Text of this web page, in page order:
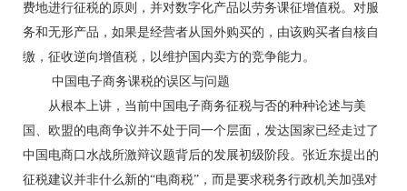
费地进行征税的原则，并对数字化产品以劳务课征增值税。对服
务和无形产品，如果是经营者从国外购买的，由该购买者自核自
缴，征收逆向增值税，以维护国内卖方的竞争能力。
中国电子商务课税的误区与问题
从根本上讲，当前中国电子商务征税与否的种种论述与美
国、欧盟的电商争议并不处于同一个层面，发达国家已经走过了
中国电商口水战所激辩议题背后的发展初级阶段。张近东提出的
征税建议并非什么新的“电商税”，而是要求税务行政机关加强对